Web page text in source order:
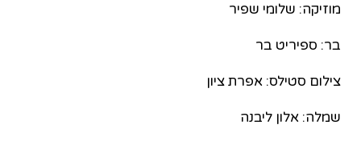
מוזיקה: שלומי שפיר
בר: ספיריט בר
צילום סטילס: אפרת ציון
שמלה: אלון ליבנה